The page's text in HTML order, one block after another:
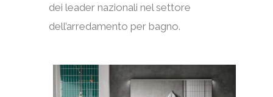
dei leader nazionali nel settore
dell’arredamento per bagno.